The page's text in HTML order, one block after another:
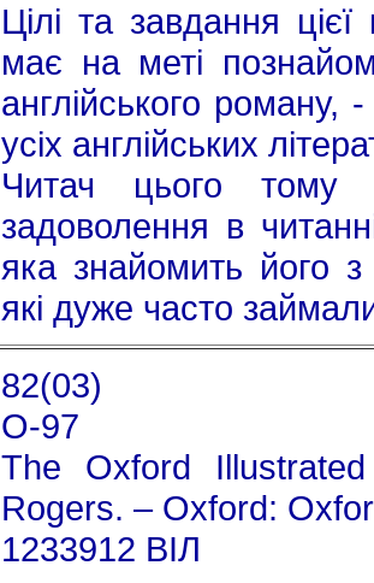
Цілі та завдання
має на меті
англійського роману,
усіх англійських
Читач цього тому
задоволення в
яка знайомить його з
які дуже часто
82(03)
O-97
The Oxford
Rogers. – Oxford:
1233912 ВІЛ